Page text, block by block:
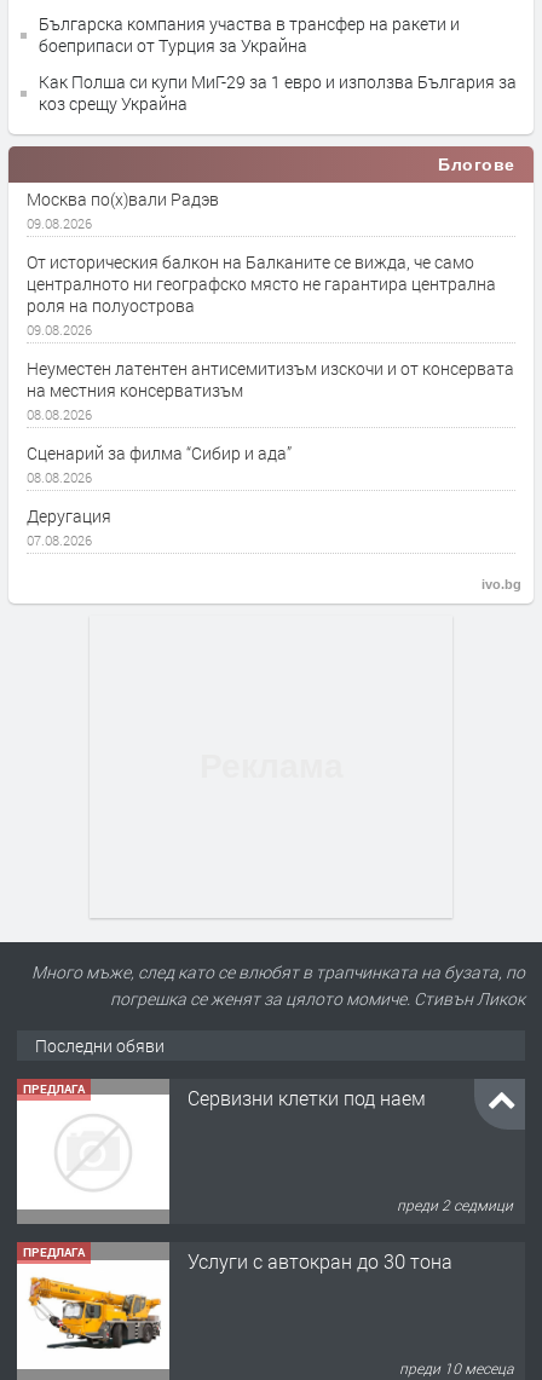
Българска компания участва в трансфер на ракети и
боеприпаси от Турция за Украйна
Как Полша си купи МиГ-29 за 1 евро и използва България за
коз срещу Украйна
Блогове
Москва по(х)вали Радэв
09.08.2026
От историческия балкон на Балканите се вижда, че само
централното ни географско място не гарантира централна
роля на полуострова
09.08.2026
Неуместен латентен антисемитизъм изскочи и от консервата
на местния консерватизъм
08.08.2026
Сценарий за филма “Сибир и ада”
08.08.2026
Деругация
07.08.2026
ivo.bg
Много мъже, след като се влюбят в трапчинката на бузата, по
погрешка се женят за цялото момиче. Стивън Ликок
Последни обяви
ПРЕДЛАГА Сервизни клетки под наем
преди 2 седмици
ПРЕДЛАГА Услуги с автокран до 30 тона
преди 10 месеца